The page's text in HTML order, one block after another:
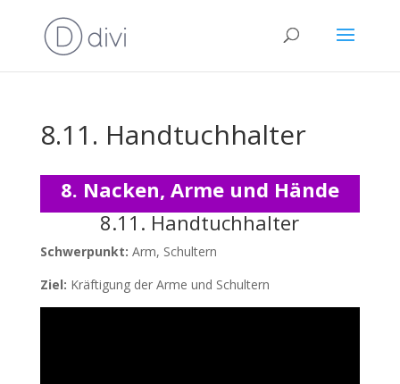
8.11. Handtuchhalter
8. Nacken, Arme und Hände
8.11. Handtuchhalter
Schwerpunkt: Arm, Schultern
Ziel: Kräftigung der Arme und Schultern